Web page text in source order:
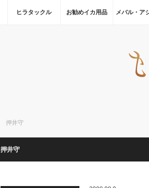
ホーム
ヒラタックル お勧めイカ用品 メバル・ア
押井守
押井守